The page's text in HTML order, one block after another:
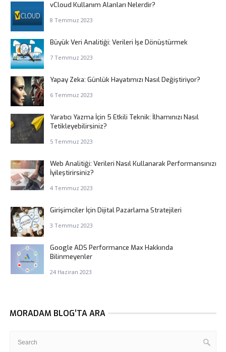
vCloud Kullanım Alanları Nelerdir?
8 Temmuz 2023
Büyük Veri Analitiği: Verileri İşe Dönüştürmek
7 Temmuz 2023
Yapay Zeka: Günlük Hayatımızı Nasıl Değiştiriyor?
6 Temmuz 2023
Yaratıcı Yazma İçin 5 Etkili Teknik: İlhamınızı Nasıl
Tetikleyebilirsiniz?
5 Temmuz 2023
Web Analitiği: Verileri Nasıl Kullanarak Performansınızı
İyileştirirsiniz?
4 Temmuz 2023
Girişimciler İçin Dijital Pazarlama Stratejileri
3 Temmuz 2023
Google ADS Performance Max Hakkında
Bilinmeyenler
24 Haziran 2023
MORADAM BLOG’TA ARA